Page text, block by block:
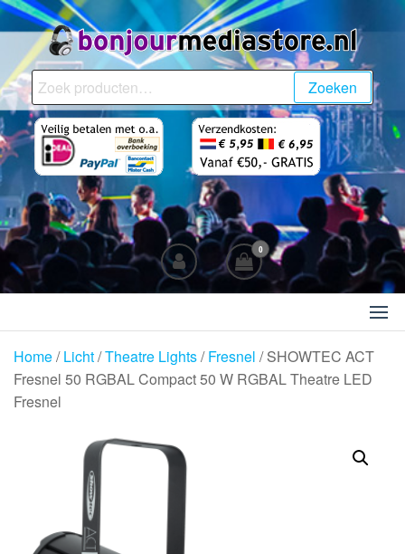
Ga
naar
inhoudBonjourMediaStore.nl
Professionals in
Zoeken
naar:
Zoeken
0
Home/Licht/Theatre Lights/Fresnel / SHOWTEC ACT
Fresnel 50 RGBAL Compact 50 W RGBAL Theatre LED
Fresnel